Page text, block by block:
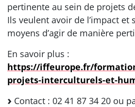
pertinente au sein de projets
Ils veulent avoir de l’impact et
moyens d’agir de manière
En savoir plus :
https://iffeurope.fr/
projets-interculturels-et-
Contact : 02 41 87 34 20 ou